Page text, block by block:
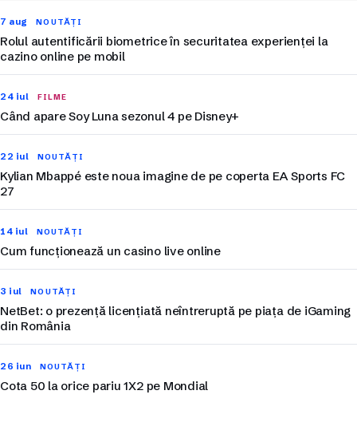
7 aug NOUTĂȚI
Rolul autentificării biometrice în securitatea experienței la
cazino online pe mobil
24 iul FILME
Când apare Soy Luna sezonul 4 pe Disney+
22 iul NOUTĂȚI
Kylian Mbappé este noua imagine de pe coperta EA Sports FC
27
14 iul NOUTĂȚI
Cum funcționează un casino live online
3 iul NOUTĂȚI
NetBet: o prezență licențiată neîntreruptă pe piața de iGaming
din România
26 iun NOUTĂȚI
Cota 50 la orice pariu 1X2 pe Mondial